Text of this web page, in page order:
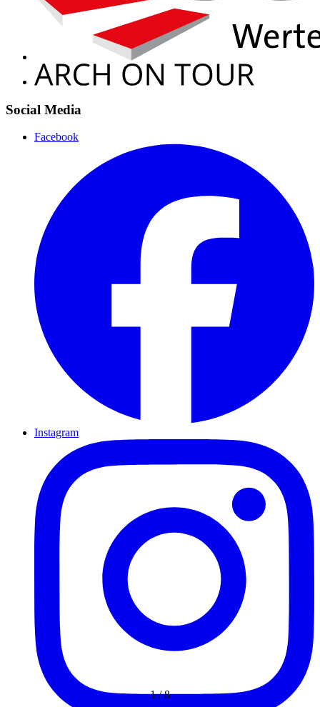
1/8
Social Media
Facebook
Instagram